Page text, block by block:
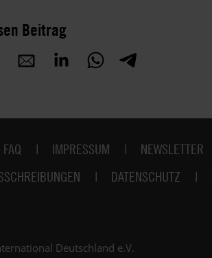
Beitrag
IMPRESSUM NEWSLETTER
DATENSCHUTZ
Deutschland e.V.